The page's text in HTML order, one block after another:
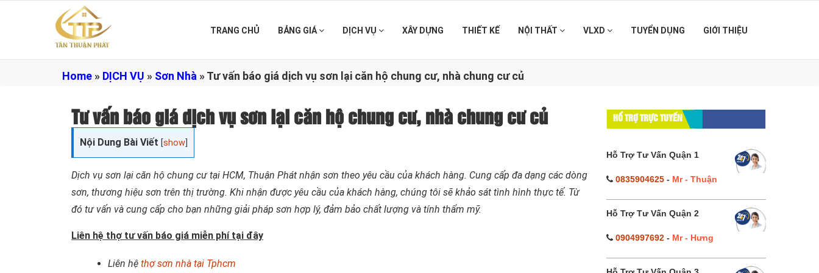
TRANG CHỦ BẢNG GIÁ DỊCH VỤ XÂY DỰNG THIẾT KẾ NỘI THẤT VLXD TUYỂN DỤNG GIỚI THIỆU
Home » DỊCH VỤ » Sơn Nhà »Tư vấn báo giá dịch vụ sơn lại căn hộ chung cư, nhà chung cư củ
Tư vấn báo giá dịch vụ sơn lại căn hộ chung cư, nhà chung cư củ
Nội Dung Bài Viết [show
Dịch vụ sơn lại căn hộ chung cư tại HCM, Thuận Phát nhận sơn theo yêu cầu của khách hàng. Cung cấp đa dạng các dòng
sơn, thương hiệu sơn trên thị trường. Khi nhận được yêu cầu của khách hàng, chúng tôi sẽ khảo sát tình hình thực tế. Từ
đó tư vấn và cung cấp cho bạn những giải pháp sơn hợp lý, đảm bảo chất lượng và tính thẩm mỹ.
Liên hệ thợ tư vấn báo giá miễn phí tại đây
Liên hệ thợ sơn nhà tại Tphcm
HỔ TRỢ TRỰC TUYẾN
Hỗ Trợ Tư Vấn Quận 1
0835904625- Mr - Thuận
Hỗ Trợ Tư Vấn Quận 2
0904997692- Mr - Hưng